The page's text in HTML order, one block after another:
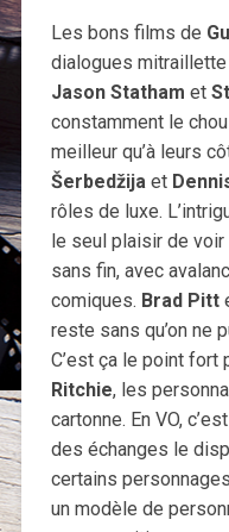
Les bons films de
dialogues
Jason Statham et
constamment le
meilleur qu’à leurs
Šerbedžija et
rôles de luxe.
le seul plaisir de
sans fin, avec
comiques. Brad Pitt
reste sans qu’on ne
C’est ça le point
Ritchie, les
cartonne. En VO,
des échanges le
certains
un modèle de